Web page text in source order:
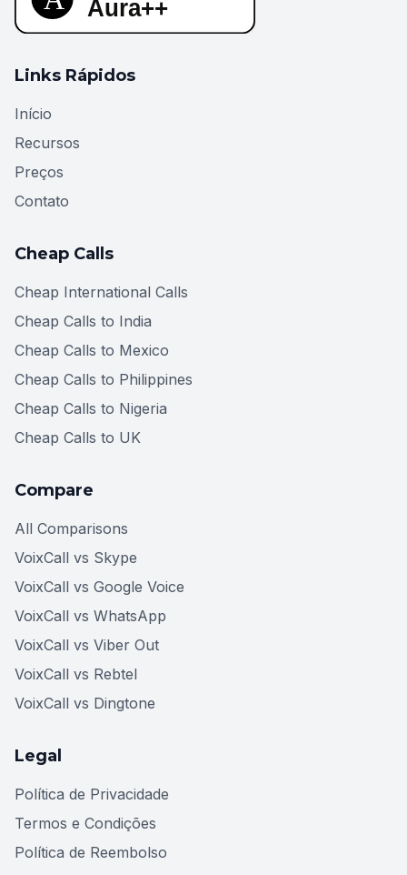
Links Rápidos
Início
Recursos
Preços
Contato
Cheap Calls
Cheap International Calls
Cheap Calls to India
Cheap Calls to Mexico
Cheap Calls to Philippines
Cheap Calls to Nigeria
Cheap Calls to UK
Compare
All Comparisons
VoixCall vs Skype
VoixCall vs Google Voice
VoixCall vs WhatsApp
VoixCall vs Viber Out
VoixCall vs Rebtel
VoixCall vs Dingtone
Legal
Política de Privacidade
Termos e Condições
Política de Reembolso